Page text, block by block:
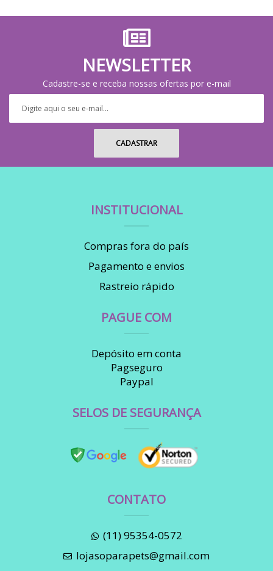
NEWSLETTER
Cadastre-se e receba nossas ofertas por e-mail
INSTITUCIONAL
Compras fora do país
Pagamento e envios
Rastreio rápido
PAGUE COM
Depósito em conta
Pagseguro
Paypal
SELOS DE SEGURANÇA
CONTATO
(11) 95354-0572
lojasoparapets@gmail.com